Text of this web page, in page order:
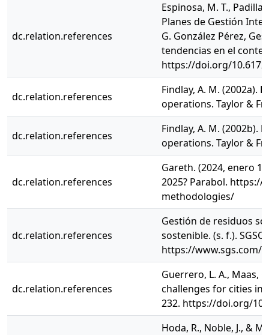
dc.relation.references
Espinosa, M. T., Padilla
Planes de Gestión
G. González Pérez,
tendencias en el
https://doi.org/
dc.relation.references
Findlay, A. M. (2002a).
operations. Taylor &
dc.relation.references
Findlay, A. M. (2002b).
operations. Taylor &
dc.relation.references
Gareth. (2024, enero
2025? Parabol.
methodologies/
dc.relation.references
Gestión de residuos
sostenible. (s. f.).
https://www.sgs.com/
dc.relation.references
Guerrero, L. A., Maas,
challenges for cities in
232. https://doi.org/
Hoda, R., Noble, J., &